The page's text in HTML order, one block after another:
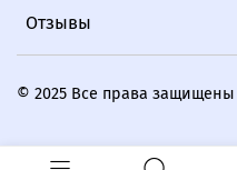
Отзывы
© 2025 Все права защищены